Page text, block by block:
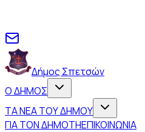
Δήμος Σπετσών
Ο ΔΗΜΟΣ
ΤΑ ΝΕΑ ΤΟΥ ΔΗΜΟΥ
ΓΙΑ ΤΟΝ ΔΗΜΟΤΗΕΠΙΚΟΙΝΩΝΙΑ